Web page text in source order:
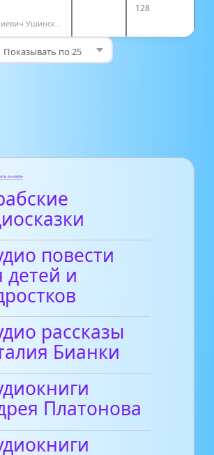
128
онлайн
повести
детей и
рассказы
Бианки
Платонова